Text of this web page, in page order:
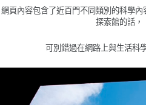
網頁內容包含了近百門不同類別的科學
探索館的話，
可別錯過在網路上與生活科